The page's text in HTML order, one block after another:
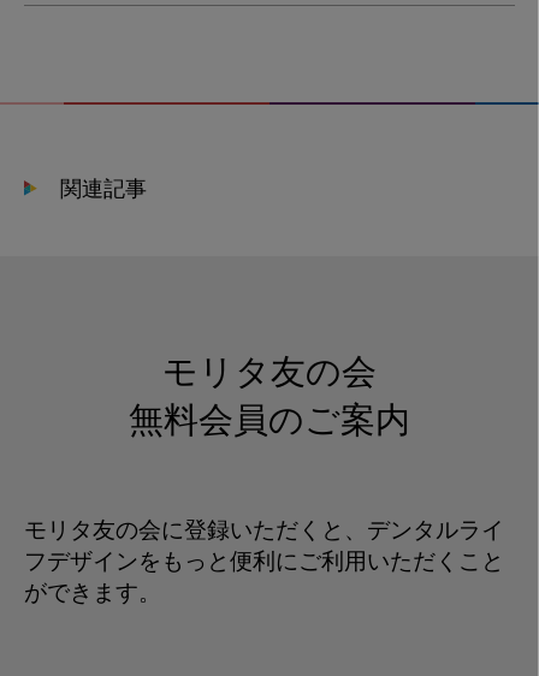
関連記事
モリタ友の会
無料会員のご案内
モリタ友の会に登録いただくと、デンタルライ
フデザインをもっと便利にご利用いただくこと
ができます。